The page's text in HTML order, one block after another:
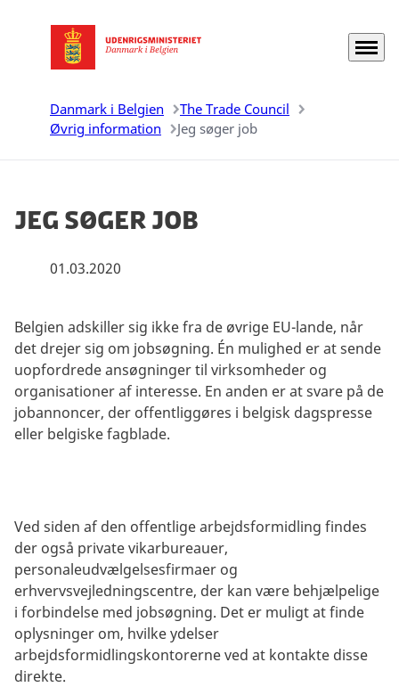
Gå til forsiden Menu
Danmark i Belgien
The Trade Council
Øvrig information
Jeg søger job
Jeg søger job
01.03.2020
Belgien adskiller sig ikke fra de øvrige EU-lande, når
det drejer sig om jobsøgning. Én mulighed er at sende
uopfordrede ansøgninger til virksomheder og
organisationer af interesse. En anden er at svare på de
jobannoncer, der offentliggøres i belgisk dagspresse
eller belgiske fagblade.
Ved siden af den offentlige arbejdsformidling findes
der også private vikarbureauer,
personaleudvælgelsesfirmaer og
erhvervsvejledningscentre, der kan være behjælpelige
i forbindelse med jobsøgning. Det er muligt at finde
oplysninger om, hvilke ydelser
arbejdsformidlingskontorerne ved at kontakte disse
direkte.